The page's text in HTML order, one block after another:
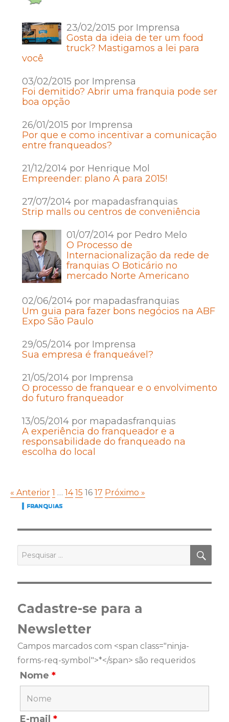
FRANQUIAS
FRANQUIAS
FRANQUIAS
FRANQUIAS
FRANQUIAS
23/02/2015 por Imprensa
Gosta da ideia de ter um food
truck? Mastigamos a lei para
você
FRANQUIAS
03/02/2015 por Imprensa
Foi demitido? Abrir uma franquia pode ser
boa opção
FRANQUIAS
26/01/2015 por Imprensa
Por que e como incentivar a comunicação
entre franqueados?
FRANQUIAS
21/12/2014 por Henrique Mol
Empreender: plano A para 2015!
FRANQUIAS
27/07/2014 por mapadasfranquias
Strip malls ou centros de conveniência
FRANQUIAS
01/07/2014 por Pedro Melo
O Processo de
Internacionalização da rede de
franquias O Boticário no
mercado Norte Americano
FRANQUIAS
02/06/2014 por mapadasfranquias
Um guia para fazer bons negócios na ABF
Expo São Paulo
FRANQUIAS
29/05/2014 por Imprensa
Sua empresa é franqueável?
FRANQUIAS
21/05/2014 por Imprensa
O processo de franquear e o envolvimento
do futuro franqueador
FRANQUIAS
13/05/2014 por mapadasfranquias
A experiência do franqueador e a
responsabilidade do franqueado na
escolha do local
FRANQUIAS
« Anterior 1 … 14 15 16 17 Próximo »
por:
Cadastre-se para a
Newsletter
Campos marcados com <span class="ninja-
forms-req-symbol">*</span> são requeridos
Nome*
E-mail*